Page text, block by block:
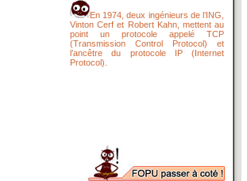
En 1974, deux ingénieurs de l’ING,
Vinton Cerf et Robert Kahn, mettent au
point un protocole appelé TCP
(Transmission Control Protocol) et
l’ancêtre du protocole IP (Internet
Protocol).